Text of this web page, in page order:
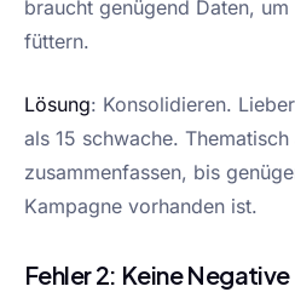
braucht genügend Daten,
füttern.
Lösung: Konsolidieren.
als 15 schwache.
zusammenfassen, bis
Kampagne vorhanden ist.
Fehler 2: Keine